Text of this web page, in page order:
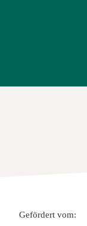
Gefördert vom: